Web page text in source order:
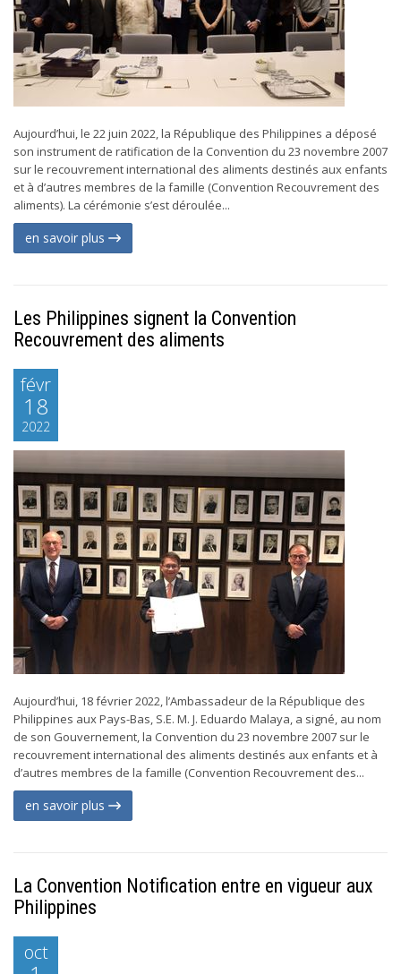
Aujourd’hui, le 22 juin 2022, la République des Philippines a déposé
son instrument de ratification de la Convention du 23 novembre 2007
sur le recouvrement international des aliments destinés aux enfants
et à d’autres membres de la famille (Convention Recouvrement des
aliments). La cérémonie s’est déroulée...
en savoir plus
Les Philippines signent la Convention
Recouvrement des aliments
févr
18
2022
Aujourd’hui, 18 février 2022, l’Ambassadeur de la République des
Philippines aux Pays-Bas, S.E. M. J. Eduardo Malaya, a signé, au nom
de son Gouvernement, la Convention du 23 novembre 2007 sur le
recouvrement international des aliments destinés aux enfants et à
d’autres membres de la famille (Convention Recouvrement des...
en savoir plus
La Convention Notification entre en vigueur aux
Philippines
oct